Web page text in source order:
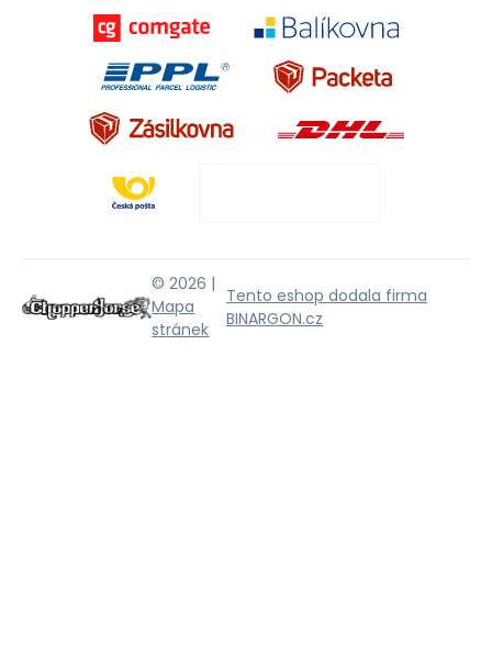
© 2026 |
Mapa
stránek
Tento eshop dodala firma
BINARGON.cz